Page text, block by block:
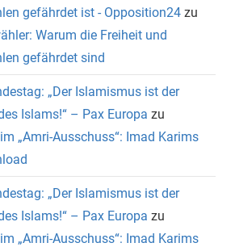
gefährdet ist - Opposition24 zu
Warum die Freiheit und
gefährdet sind
„Der Islamismus ist der
Islams!“ – Pax Europa zu
„Amri-Ausschuss“: Imad Karims
„Der Islamismus ist der
Islams!“ – Pax Europa zu
„Amri-Ausschuss“: Imad Karims